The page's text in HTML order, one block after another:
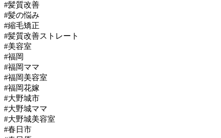
#髪質改善
#髪の悩み
#縮毛矯正
#髪質改善ストレート
#美容室
#福岡
#福岡ママ
#福岡美容室
#福岡花嫁
#大野城市
#大野城ママ
#大野城美容室
#春日市